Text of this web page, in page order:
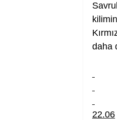
daha
22.06